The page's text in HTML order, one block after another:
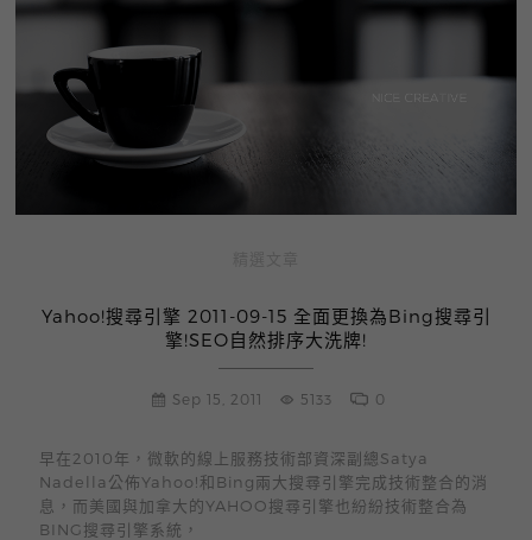
Yahoo!搜尋引擎 2011-09-15 全面更換為Bing搜尋引
擎!SEO自然排序大洗牌!
Sep 15, 2011 5133 0
早在2010年，微軟的線上服務技術部資深副總Satya
Nadella公佈Yahoo!和Bing兩大搜尋引擎完成技術整合的消
息，而美國與加拿大的YAHOO搜尋引擎也紛紛技術整合為
BING搜尋引擎系統，